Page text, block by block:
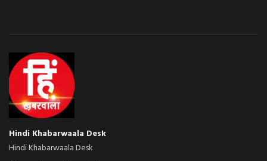
Hindi Khabarwaala Desk
Hindi Khabarwaala Desk